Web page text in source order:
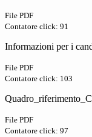
File PDF
Contatore click: 91
Informazioni per i
File PDF
Contatore click: 103
File PDF
Contatore click: 97